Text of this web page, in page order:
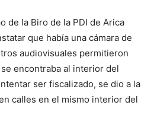
de la Biro de la PDI de Arica
que había una cámara de
audiovisuales permitieron
encontraba al interior del
ser fiscalizado, se dio a la
calles en el mismo interior del